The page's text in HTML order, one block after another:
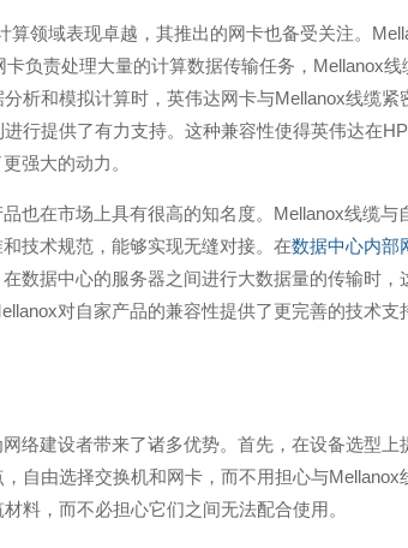
领域表现卓越，其推出的网卡也备受关注。
负责处理大量的计算数据传输任务，Mellanox线
析和模拟计算时，英伟达网卡与Mellanox线缆紧
行提供了有力支持。这种兼容性使得英伟达在
强大的动力。
也在市场上具有很高的知名度。Mellanox线缆与
技术规范，能够实现无缝对接。在数据中心内部
数据中心的服务器之间进行大数据量的传输时，
对自家产品的兼容性提供了更完善的技术支
络建设者带来了诸多优势。首先，在设备选型上
自由选择交换机和网卡，而不用担心与Mellanox
料，而不必担心它们之间无法配合使用。